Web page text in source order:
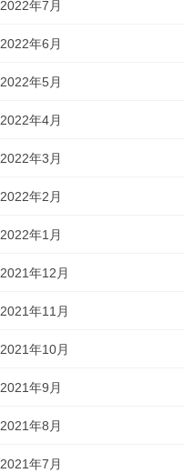
2022年7月
2022年6月
2022年5月
2022年4月
2022年3月
2022年2月
2022年1月
2021年12月
2021年11月
2021年10月
2021年9月
2021年8月
2021年7月